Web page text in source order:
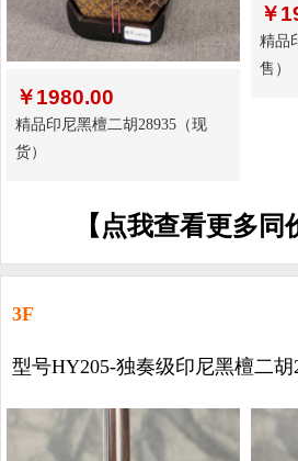
￥1980.00
精品印尼黑檀二胡28935（现
货）
￥
精品
售）
【点我查看更多同
3F
型号HY205-独奏级印尼黑檀二胡